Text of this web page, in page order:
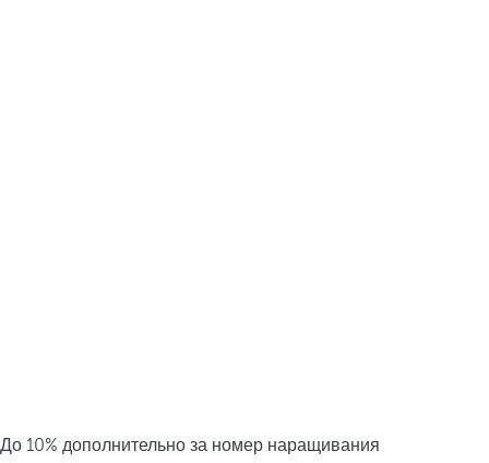
До 10% дополнительно за номер наращивания